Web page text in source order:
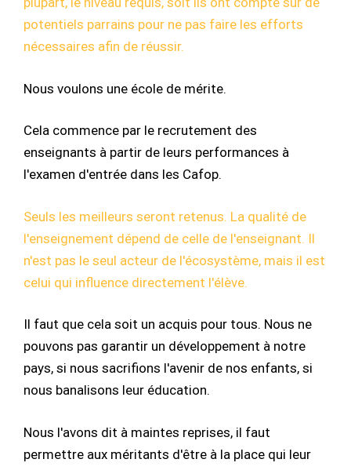
potentiels parrains pour ne pas faire les efforts
nécessaires afin de réussir.
Nous voulons une école de mérite.
Cela commence par le recrutement des
enseignants à partir de leurs performances à
l'examen d'entrée dans les Cafop.
Seuls les meilleurs seront retenus. La qualité de
l'enseignement dépend de celle de l'enseignant. Il
n'est pas le seul acteur de l'écosystème, mais il est
celui qui influence directement l'élève.
Il faut que cela soit un acquis pour tous. Nous ne
pouvons pas garantir un développement à notre
pays, si nous sacrifions l'avenir de nos enfants, si
nous banalisons leur éducation.
Nous l'avons dit à maintes reprises, il faut
permettre aux méritants d'être à la place qui leur